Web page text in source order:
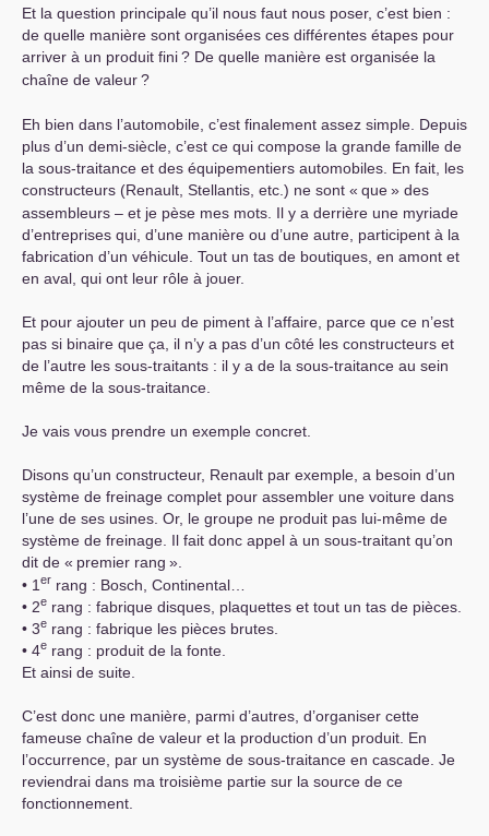
Et la question principale qu’il nous faut nous poser, c’est bien :
de quelle manière sont organisées ces différentes étapes pour
arriver à un produit fini? De quelle manière est organisée la
chaîne de valeur?
Eh bien dans l’automobile, c’est finalement assez simple. Depuis
plus d’un demi-siècle, c’est ce qui compose la grande famille de
la sous-traitance et des équipementiers automobiles. En fait, les
constructeurs (Renault, Stellantis, etc.) ne sont « que» des
assembleurs – et je pèse mes mots. Il y a derrière une myriade
d’entreprises qui, d’une manière ou d’une autre, participent à la
fabrication d’un véhicule. Tout un tas de boutiques, en amont et
en aval, qui ont leur rôle à jouer.
Et pour ajouter un peu de piment à l’affaire, parce que ce n’est
pas si binaire que ça, il n’y a pas d’un côté les constructeurs et
de l’autre les sous-traitants : il y a de la sous-traitance au sein
même de la sous-traitance.
Je vais vous prendre un exemple concret.
Disons qu’un constructeur, Renault par exemple, a besoin d’un
système de freinage complet pour assembler une voiture dans
l’une de ses usines. Or, le groupe ne produit pas lui-même de
système de freinage. Il fait donc appel à un sous-traitant qu’on
dit de « premier rang ».
• 1 er rang : Bosch, Continental…
• 2e rang : fabrique disques, plaquettes et tout un tas de pièces.
• 3e rang : fabrique les pièces brutes.
• 4e rang : produit de la fonte.
Et ainsi de suite.
C’est donc une manière, parmi d’autres, d’organiser cette
fameuse chaîne de valeur et la production d’un produit. En
l’occurrence, par un système de sous-traitance en cascade. Je
reviendrai dans ma troisième partie sur la source de ce
fonctionnement.